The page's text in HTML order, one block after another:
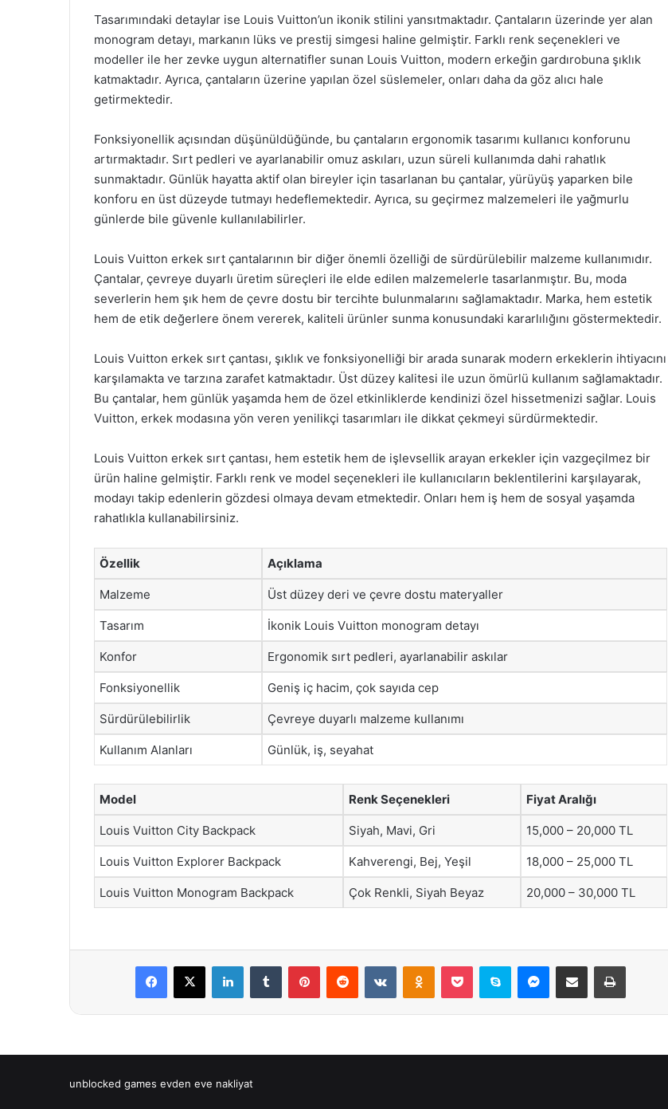
Tasarımındaki detaylar ise Louis Vuitton’un ikonik stilini yansıtmaktadır. Çantaların üzerinde yer alan
monogram detayı, markanın lüks ve prestij simgesi haline gelmiştir. Farklı renk seçenekleri ve
modeller ile her zevke uygun alternatifler sunan Louis Vuitton, modern erkeğin gardırobuna şıklık
katmaktadır. Ayrıca, çantaların üzerine yapılan özel süslemeler, onları daha da göz alıcı hale
getirmektedir.
Fonksiyonellik açısından düşünüldüğünde, bu çantaların ergonomik tasarımı kullanıcı konforunu
artırmaktadır. Sırt pedleri ve ayarlanabilir omuz askıları, uzun süreli kullanımda dahi rahatlık
sunmaktadır. Günlük hayatta aktif olan bireyler için tasarlanan bu çantalar, yürüyüş yaparken bile
konforu en üst düzeyde tutmayı hedeflemektedir. Ayrıca, su geçirmez malzemeleri ile yağmurlu
günlerde bile güvenle kullanılabilirler.
Louis Vuitton erkek sırt çantalarının bir diğer önemli özelliği de sürdürülebilir malzeme kullanımıdır.
Çantalar, çevreye duyarlı üretim süreçleri ile elde edilen malzemelerle tasarlanmıştır. Bu, moda
severlerin hem şık hem de çevre dostu bir tercihte bulunmalarını sağlamaktadır. Marka, hem estetik
hem de etik değerlere önem vererek, kaliteli ürünler sunma konusundaki kararlılığını göstermektedir.
Louis Vuitton erkek sırt çantası, şıklık ve fonksiyonelliği bir arada sunarak modern erkeklerin ihtiyacını
karşılamakta ve tarzına zarafet katmaktadır. Üst düzey kalitesi ile uzun ömürlü kullanım sağlamaktadır.
Bu çantalar, hem günlük yaşamda hem de özel etkinliklerde kendinizi özel hissetmenizi sağlar. Louis
Vuitton, erkek modasına yön veren yenilikçi tasarımları ile dikkat çekmeyi sürdürmektedir.
Louis Vuitton erkek sırt çantası, hem estetik hem de işlevsellik arayan erkekler için vazgeçilmez bir
ürün haline gelmiştir. Farklı renk ve model seçenekleri ile kullanıcıların beklentilerini karşılayarak,
modayı takip edenlerin gözdesi olmaya devam etmektedir. Onları hem iş hem de sosyal yaşamda
rahatlıkla kullanabilirsiniz.
Özellik Açıklama
Malzeme Üst düzey deri ve çevre dostu materyaller
Tasarım İkonik Louis Vuitton monogram detayı
Konfor Ergonomik sırt pedleri, ayarlanabilir askılar
Fonksiyonellik Geniş iç hacim, çok sayıda cep
Sürdürülebilirlik Çevreye duyarlı malzeme kullanımı
Kullanım Alanları Günlük, iş, seyahat
Model Renk Seçenekleri Fiyat Aralığı
Louis Vuitton City Backpack Siyah, Mavi, Gri 15,000 – 20,000 TL
Louis Vuitton Explorer Backpack Kahverengi, Bej, Yeşil 18,000 – 25,000 TL
Louis Vuitton Monogram Backpack Çok Renkli, Siyah Beyaz 20,000 – 30,000 TL
Facebook
X LinkedInTumblr PinterestReddit VKontakteOdnoklassniki
Pocket Skype Messenger
E-Posta ile paylaş Yazdır
unblocked games evden eve nakliyat